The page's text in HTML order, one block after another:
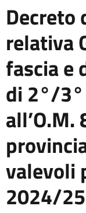
Decreto
relativa
fascia e
di 2°/
valevoli
2024/